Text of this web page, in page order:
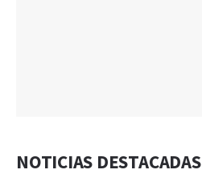
NOTICIAS DESTACADAS